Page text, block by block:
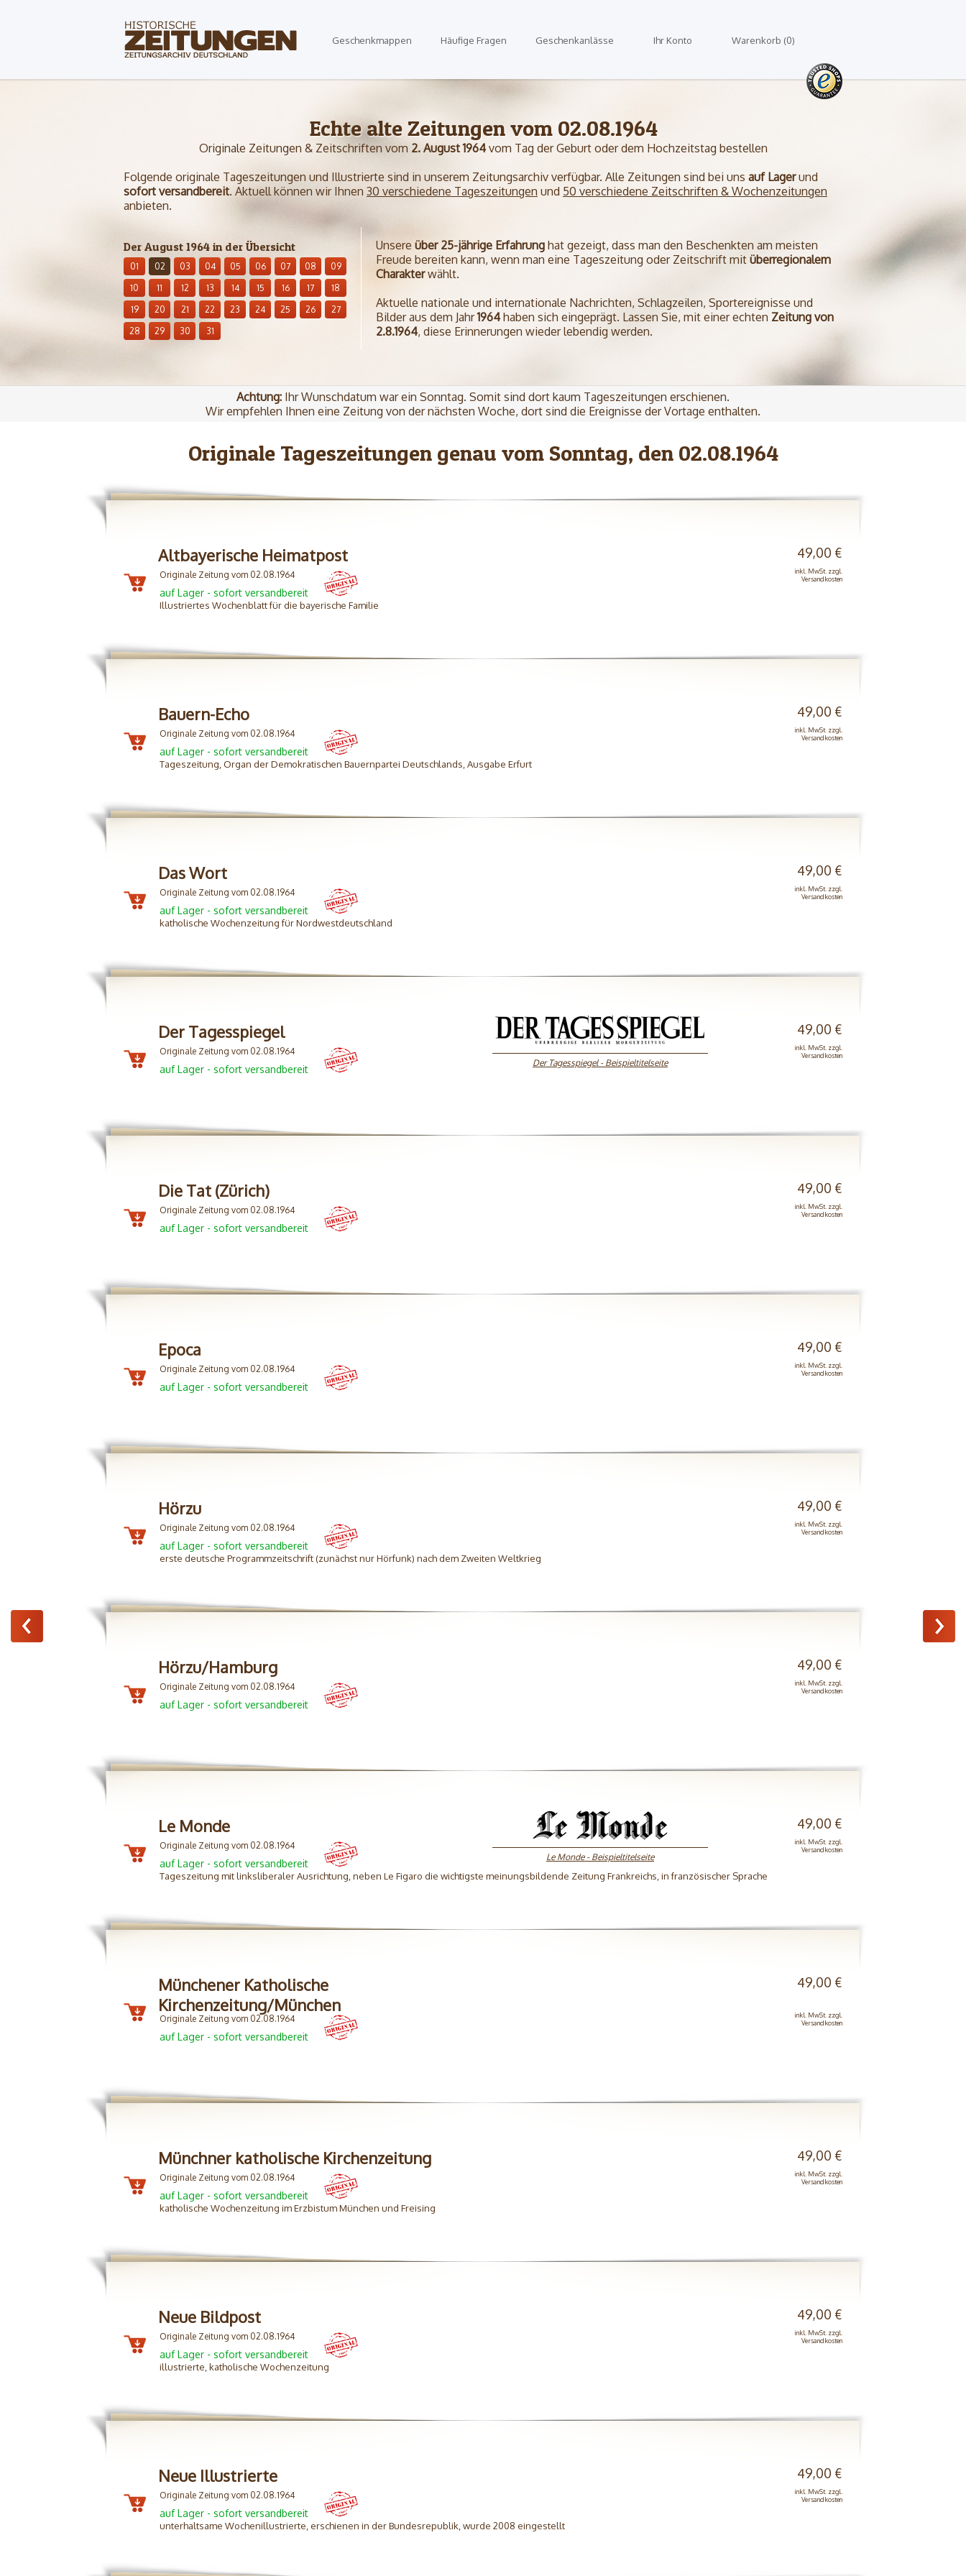
Geschenkmappen Häufige Fragen Geschenkanlässe Ihr Konto Warenkorb (0)
Echte alte Zeitungen vom 02.08.1964
Originale Zeitungen & Zeitschriften vom 2. August 1964vom Tag der Geburt oder dem Hochzeitstag bestellen
Folgende originale Tageszeitungen und Illustrierte sind in unserem Zeitungsarchiv verfügbar. Alle Zeitungen sind bei uns auf Lagerund
sofort versandbereit. Aktuell können wir Ihnen 30 verschiedene Tageszeitungen und 50 verschiedene Zeitschriften & Wochenzeitungen
anbieten.
Der August 1964 in der Übersicht
01 02 03 04 05 06 07 08
09
10
11 12 13 14 15 16 17
18
19
20 21 22 23 24 25 26
27
28
29 30 31
Unsere über 25-jährige Erfahrung hat gezeigt, dass man den Beschenkten am meisten
Freude bereiten kann, wenn man eine Tageszeitung oder Zeitschrift mit überregionalem
Charakterwählt.
Aktuelle nationale und internationale Nachrichten, Schlagzeilen, Sportereignisse und
Bilder aus dem Jahr1964haben sich eingeprägt. Lassen Sie, mit einer echten Zeitung von
2.8.1964, diese Erinnerungen wieder lebendig werden.
Achtung: Ihr Wunschdatum war ein Sonntag. Somit sind dort kaum Tageszeitungen erschienen.
Wir empfehlen Ihnen eine Zeitung von der nächsten Woche, dort sind die Ereignisse der Vortage enthalten.
Originale Tageszeitungen genau vom Sonntag, den 02.08.1964
Altbayerische Heimatpost 49,00 €
Originale Zeitung vom 02.08.1964
auf Lager - sofort versandbereit
inkl. MwSt. zzgl.
Versandkosten
Illustriertes Wochenblatt für die bayerische Familie
Bauern-Echo 49,00 €
Originale Zeitung vom 02.08.1964
auf Lager - sofort versandbereit
inkl. MwSt. zzgl.
Versandkosten
Tageszeitung, Organ der Demokratischen Bauernpartei Deutschlands, Ausgabe Erfurt
Das Wort 49,00 €
Originale Zeitung vom 02.08.1964
auf Lager - sofort versandbereit
inkl. MwSt. zzgl.
Versandkosten
katholische Wochenzeitung für Nordwestdeutschland
Der Tagesspiegel
Der Tagesspiegel - Beispieltitelseite
49,00 €
Originale Zeitung vom 02.08.1964
auf Lager - sofort versandbereit
inkl. MwSt. zzgl.
Versandkosten
Die Tat (Zürich) 49,00 €
Originale Zeitung vom 02.08.1964
auf Lager - sofort versandbereit
inkl. MwSt. zzgl.
Versandkosten
Epoca 49,00 €
Originale Zeitung vom 02.08.1964
auf Lager - sofort versandbereit
inkl. MwSt. zzgl.
Versandkosten
Hörzu 49,00 €
Originale Zeitung vom 02.08.1964
auf Lager - sofort versandbereit
inkl. MwSt. zzgl.
Versandkosten
erste deutsche Programmzeitschrift (zunächst nur Hörfunk) nach dem Zweiten Weltkrieg
Hörzu/Hamburg 49,00 €
Originale Zeitung vom 02.08.1964
auf Lager - sofort versandbereit
inkl. MwSt. zzgl.
Versandkosten
Le Monde
Le Monde - Beispieltitelseite
49,00 €
Originale Zeitung vom 02.08.1964
auf Lager - sofort versandbereit
inkl. MwSt. zzgl.
Versandkosten
Tageszeitung mit linksliberaler Ausrichtung, neben Le Figaro die wichtigste meinungsbildende Zeitung Frankreichs, in französischer Sprache
Münchener Katholische
Kirchenzeitung/München
49,00 €
Originale Zeitung vom 02.08.1964
auf Lager - sofort versandbereit
inkl. MwSt. zzgl.
Versandkosten
Münchner katholische Kirchenzeitung 49,00 €
Originale Zeitung vom 02.08.1964
auf Lager - sofort versandbereit
inkl. MwSt. zzgl.
Versandkosten
katholische Wochenzeitung im Erzbistum München und Freising
Neue Bildpost 49,00 €
Originale Zeitung vom 02.08.1964
auf Lager - sofort versandbereit
inkl. MwSt. zzgl.
Versandkosten
illustrierte, katholische Wochenzeitung
Neue Illustrierte 49,00 €
Originale Zeitung vom 02.08.1964
auf Lager - sofort versandbereit
inkl. MwSt. zzgl.
Versandkosten
unterhaltsame Wochenillustrierte, erschienen in der Bundesrepublik, wurde 2008 eingestellt